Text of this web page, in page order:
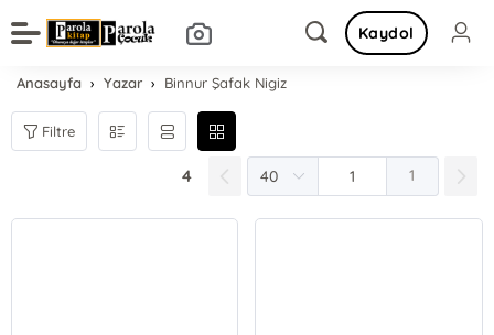
Kaydol
Anasayfa Yazar Binnur Şafak Nigiz
Filtre
4 1